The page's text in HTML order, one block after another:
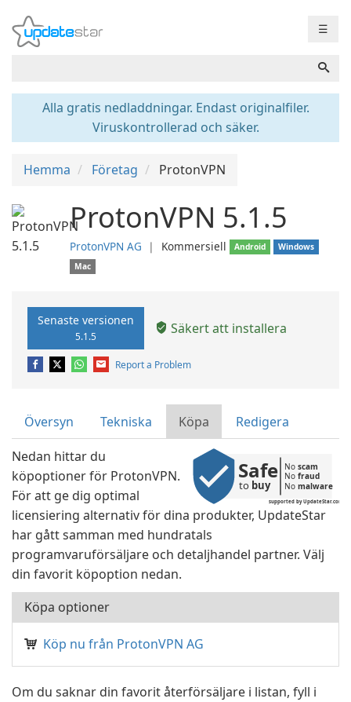
☰
Alla gratis nedladdningar. Endast originalfiler.
Viruskontrollerad och säker.
Hemma Företag ProtonVPN
ProtonVPN 5.1.5
ProtonVPN AG ❘ Kommersiell Android
Windows
Mac
Senaste versionen
5.1.5 Säkert att installera
Report a Problem
Översyn Tekniska Köpa Redigera
supported by UpdateStar.com
Safe
to buy
No scam
No fraud
No malware
Nedan hittar du
köpoptioner för ProtonVPN.
För att ge dig optimal
licensiering alternativ för dina produkter, UpdateStar
har gått samman med hundratals
programvaruförsäljare och detaljhandel partner. Välj
din favorit köpoption nedan.
Köpa optioner
Köp nu från ProtonVPN AG
Om du saknar din favorit återförsäljare i listan, fyll i